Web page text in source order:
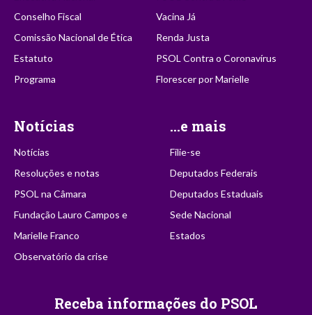
Conselho Fiscal
Comissão Nacional de Ética
Estatuto
Programa
Vacina Já
Renda Justa
PSOL Contra o Coronavírus
Florescer por Marielle
Notícias
Notícias
Resoluções e notas
PSOL na Câmara
Fundação Lauro Campos e
Marielle Franco
Observatório da crise
...e mais
Filie-se
Deputados Federais
Deputados Estaduais
Sede Nacional
Estados
Receba informações do PSOL